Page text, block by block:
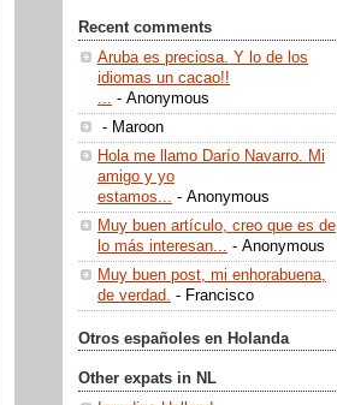
Recent comments
Aruba es preciosa. Y lo de los
idiomas un cacao!!
... - Anonymous
- Maroon
Hola me llamo Darío Navarro. Mi
amigo y yo
estamos... - Anonymous
Muy buen artículo, creo que es de
lo más interesan... - Anonymous
Muy buen post, mi enhorabuena,
de verdad. - Francisco
Otros españoles en Holanda
Other expats in NL